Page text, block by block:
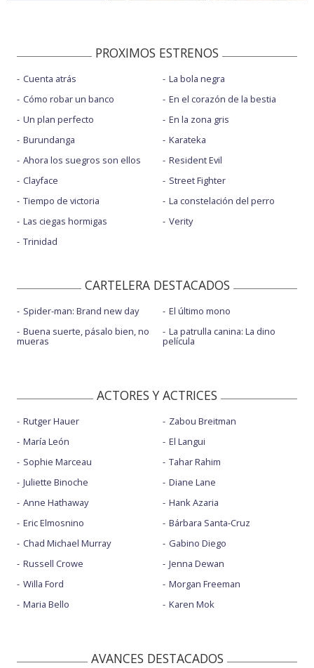
PROXIMOS ESTRENOS
Cuenta atrás
Cómo robar un banco
Un plan perfecto
Burundanga
Ahora los suegros son ellos
Clayface
Tiempo de victoria
Las ciegas hormigas
Trinidad
La bola negra
En el corazón de la bestia
En la zona gris
Karateka
Resident Evil
Street Fighter
La constelación del perro
Verity
CARTELERA DESTACADOS
Spider-man: Brand new day
Buena suerte, pásalo bien, no
mueras
El último mono
La patrulla canina: La dino
película
ACTORES Y ACTRICES
Rutger Hauer
María León
Sophie Marceau
Juliette Binoche
Anne Hathaway
Eric Elmosnino
Chad Michael Murray
Russell Crowe
Willa Ford
Maria Bello
Zabou Breitman
El Langui
Tahar Rahim
Diane Lane
Hank Azaria
Bárbara Santa-Cruz
Gabino Diego
Jenna Dewan
Morgan Freeman
Karen Mok
AVANCES DESTACADOS